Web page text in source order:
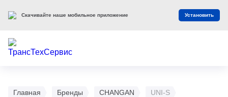
Главная Бренды CHANGAN UNI-S
Скачивайте наше мобильное приложение Установить